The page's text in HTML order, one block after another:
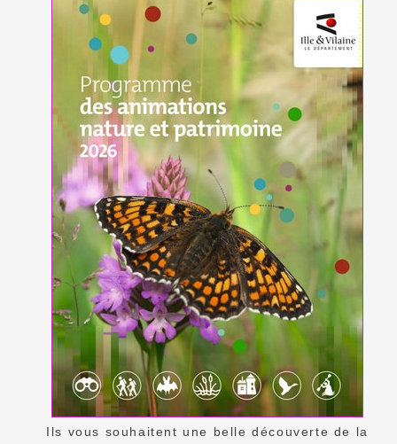
Ils vous souhaitent une belle découverte de la